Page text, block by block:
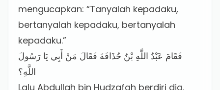
mengucapkan: “Tanyalah kepadaku,
bertanyalah kepadaku, bertanyalah
kepadaku.”
فَقَامَ عَبْدُ اللَّهِ بْنُ حُذَافَةَ فَقَالَ مَنْ أَبِي يَا رَسُولَ
اللَّهِ؟
Lalu Abdullah bin Hudzafah berdiri dia,